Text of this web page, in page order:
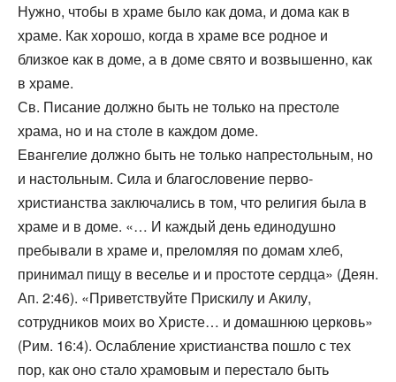
Нужно, чтобы в храме было как дома, и дома как в
храме. Как хорошо, когда в храме все родное и
близкое как в доме, а в доме свято и возвышенно, как
в храме.
Св. Писание должно быть не только на престоле
храма, но и на столе в каждом доме.
Евангелие должно быть не только напрестольным, но
и настольным. Сила и благословение перво-
христианства заключались в том, что религия была в
храме и в доме. «… И каждый день единодушно
пребывали в храме и, преломляя по домам хлеб,
принимал пищу в веселье и и простоте сердца» (Деян.
Ап. 2:46). «Приветствуйте Прискилу и Акилу,
сотрудников моих во Христе… и домашнюю церковь»
(Рим. 16:4). Ослабление христианства пошло с тех
пор, как оно стало храмовым и перестало быть